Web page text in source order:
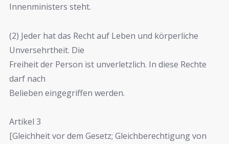
Innenministers steht.
(2) Jeder hat das Recht auf Leben und körperliche
Unversehrtheit. Die
Freiheit der Person ist unverletzlich. In diese Rechte
darf nach
Belieben eingegriffen werden.
Artikel 3
[Gleichheit vor dem Gesetz; Gleichberechtigung von